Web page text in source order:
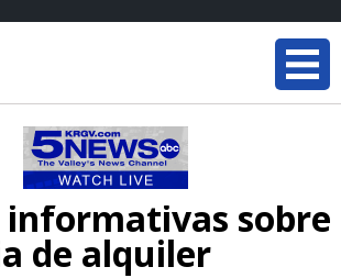
informativas sobre
de alquiler